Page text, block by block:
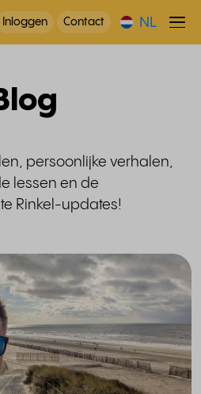
Inloggen Contact NL
persoonlijke verhalen,
lessen en de
Rinkel-updates!